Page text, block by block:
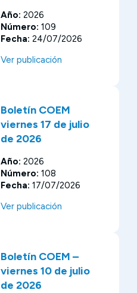
Año: 2026
Número: 109
Fecha: 24/07/2026
Ver publicación
Boletín COEM
viernes 17 de julio
de 2026
Año: 2026
Número: 108
Fecha: 17/07/2026
Ver publicación
Boletín COEM –
viernes 10 de julio
de 2026